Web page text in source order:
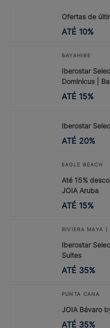
Ofertas de
ATÉ 10%
BAYAHIBE
Iberostar
Dominicus |
ATÉ 15%
Iberostar
ATÉ 20%
EAGLE BEACH
Até 15%
JOIA Aruba
ATÉ 15%
RIVIERA MAYA |
Iberostar
Suites
ATÉ 35%
PUNTA CANA
JOIA Bávaro
ATÉ 35%